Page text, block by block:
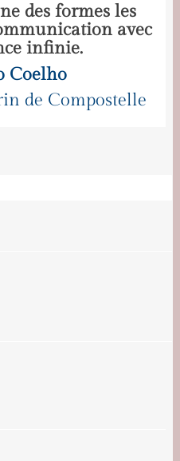
des formes les
avec
infinie.
Coelho
de Compostelle